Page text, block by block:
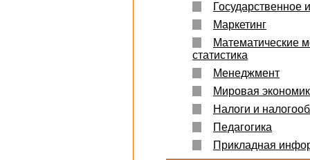
Государственное
Маркетинг
Математические
статистика
Менеджмент
Мировая
Налоги и
Педагогика
Прикладная